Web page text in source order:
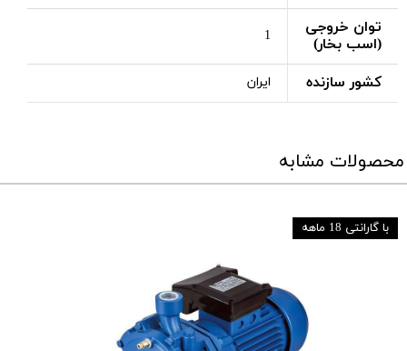
توان خروجی
(اسب بخار)
1
کشور سازنده ایران
محصولات مشابه
با گارانتی 18 ماهه